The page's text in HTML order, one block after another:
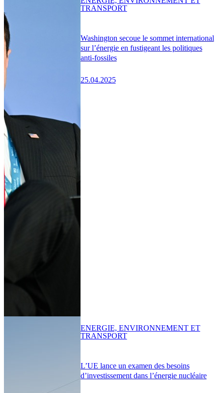
Washington secoue le sommet international
sur l’énergie en fustigeant les politiques
anti-fossiles
25.04.2025
TRANSPORT
L’UE lance un examen des besoins
d’investissement dans l’énergie nucléaire
ENERGIE, ENVIRONNEMENT ET
TRANSPORT